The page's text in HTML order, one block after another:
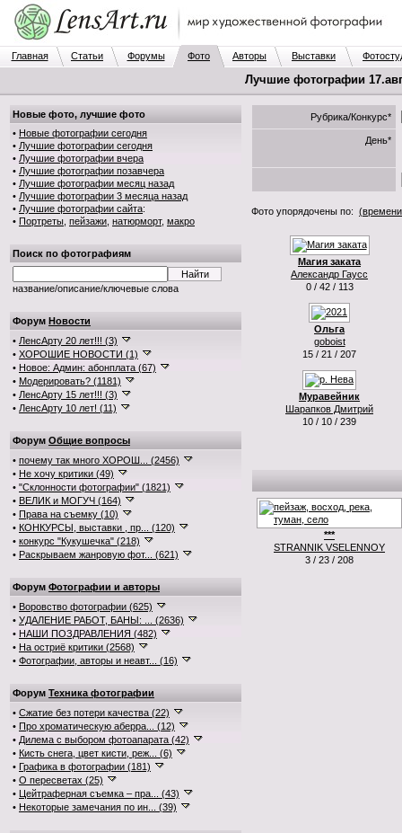
Главная Статьи Форумы Фото Авторы Выставки
Лучшие фотографии
Новые фото, лучшие фото
• Новые фотографии сегодня
• Лучшие фотографии сегодня
• Лучшие фотографии вчера
• Лучшие фотографии позавчера
• Лучшие фотографии месяц назад
• Лучшие фотографии 3 месяца назад
• Лучшие фотографии сайта:
• Портреты пейзажи натюрморт, макро
Поиск по фотографиям
название/описание/ключевые слова
Форум Новости
• ЛенсАрту 20 лет!!! (3)
• ХОРОШИЕ НОВОСТИ (1)
• Новое: Админ: абонплата (67)
• Модерировать? (1181)
• ЛенсАрту 15 лет!!! (3)
• ЛенсАрту 10 лет! (11)
Форум Общие вопросы
• почему так много ХОРОШ... (2456)
• Не хочу критики (49)
• "Склонности фотографии" (1821)
• ВЕЛИК и МОГУЧ (164)
• Права на съемку (10)
• КОНКУРСЫ, выставки , пр... (120)
• конкурс "Кукушечка" (218)
• Раскрываем жанровую фот... (621)
Форум Фотографии и авторы
• Воровство фотографии (625)
• УДАЛЕНИЕ РАБОТ, БАНЫ: ... (2636)
• НАШИ ПОЗДРАВЛЕНИЯ (482)
• На остриё критики (2568)
• Фотографии, авторы и неавт... (16)
Форум Техника фотографии
• Сжатие без потери качества (22)
• Про хроматическую аберра... (12)
• Дилема с выбором фотоапарата (42)
• Кисть снега, цвет кисти, реж... (6)
• Графика в фотографии (181)
• О пересветах (25)
• Цейтраферная съемка – пра... (43)
• Некоторые замечания по ин... (39)
Рубрика/Конкурс*
День*
Фото упорядочены по: (времени
Магия заката
Александр Гаусс
0 / 42 / 113
Ольга
goboist
15 / 21 / 207
Муравейник
Шарапков Дмитрий
10 / 10 / 239
***
STRANNIK VSELENNOY
3 / 23 / 208